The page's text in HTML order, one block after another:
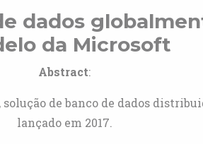
dados
da Microsoft
Abstract:
solução de banco de dados
lançado em 2017.